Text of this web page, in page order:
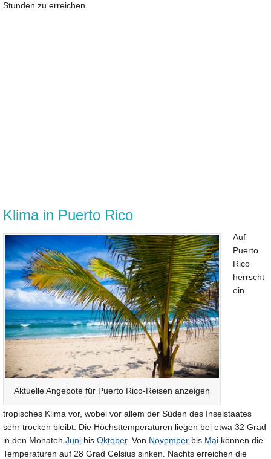
Stunden zu erreichen.
Klima in Puerto Rico
Aktuelle Angebote für Puerto Rico-Reisen anzeigen
Auf
Puerto
Rico
herrscht
ein
tropisches Klima vor, wobei vor allem der Süden des Inselstaates
sehr trocken bleibt. Die Höchsttemperaturen liegen bei etwa 32 Grad
in den Monaten Juni bis Oktober. Von November bis Mai können die
Temperaturen auf 28 Grad Celsius sinken. Nachts erreichen die